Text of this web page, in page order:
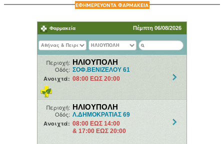
ΕΦΗΜΕΡΕΥΟΝΤΑ ΦΑΡΜΑΚΕΙΑ